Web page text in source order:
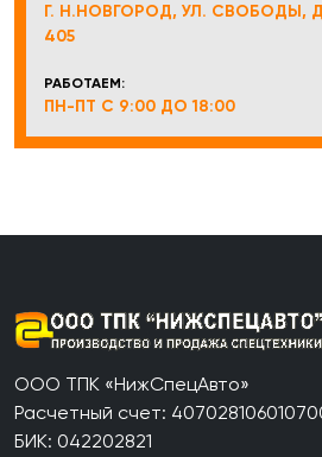
Г. Н.НОВГОРОД, УЛ. СВОБОДЫ,
405
РАБОТАЕМ:
ПН-ПТ С 9:00 ДО 18:00
ООО ТПК «НижСпецАвто»
Расчетный счет:
БИК: 042202821